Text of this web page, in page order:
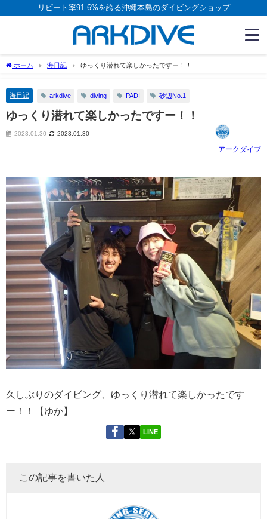
リピート率91.6%を誇る沖縄本島のダイビングショップ
ホーム 海日記 ゆっくり潜れて楽しかったですー！！
海日記 arkdive diving PADI 砂辺No.1
ゆっくり潜れて楽しかったですー！！
2023.01.30 2023.01.30
アークダイブ
久しぶりのダイビング、ゆっくり潜れて楽しかったです
ー！！【ゆか】
LINE
この記事を書いた人